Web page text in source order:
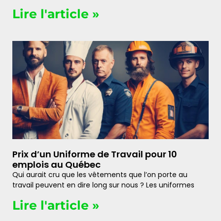
Lire l'article »
Prix d’un Uniforme de Travail pour 10
emplois au Québec
Qui aurait cru que les vêtements que l’on porte au
travail peuvent en dire long sur nous ? Les uniformes
Lire l'article »